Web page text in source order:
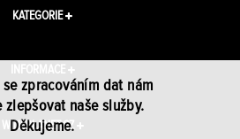
KATEGORIE
INFORMACE
WINEPLANET.CZ
zpracováním dat nám
zlepšovat naše služby.
Děkujeme.